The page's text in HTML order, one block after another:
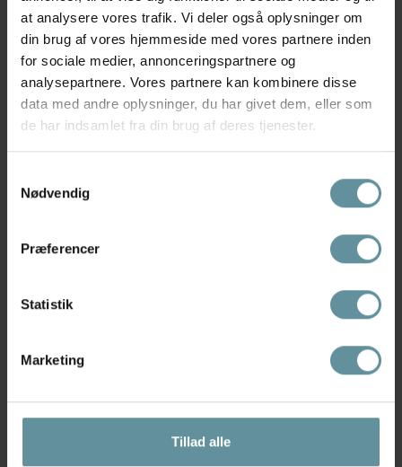
at analysere vores trafik. Vi deler også oplysninger om
din brug af vores hjemmeside med vores partnere inden
for sociale medier, annonceringspartnere og
analysepartnere. Vores partnere kan kombinere disse
data med andre oplysninger, du har givet dem, eller som
de har indsamlet fra din brug af deres tjenester.
Nødvendig
Præferencer
Statistik
Marketing
Tillad alle
Wiki Adjustable Bikini Top - Grøn
Bikini...
399,95 kr
Wiki Adjustable Bikini Top - Rosa
printet...
279,97 kr399,95 kr
Wiki Bandeau bikini top 480-
279,97 kr399,95 kr
Wiki Bikini Top Adjustable -
199,98 kr399,95 kr